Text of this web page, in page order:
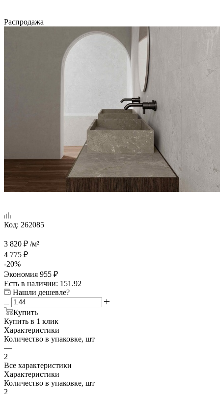
Распродажа
Код: 262085
3 820 ₽ /м²
4 775 ₽
-20%
Экономия 955 ₽
Есть в наличии: 151.92
Нашли дешевле?
Купить
Купить в 1 клик
Характеристики
Количество в упаковке, шт
—
2
Все характеристики
Характеристики
Количество в упаковке, шт
2